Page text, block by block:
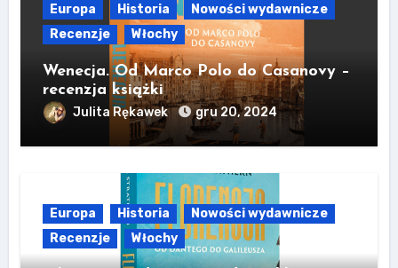
Europa Historia
Nowości wydawnicze
Recenzje
Włochy
Wenecja. Od Marco Polo do Casanovy –
recenzja książki
Julita Rękawek gru 20, 2024
Europa Historia
Nowości wydawnicze
Recenzje
Włochy